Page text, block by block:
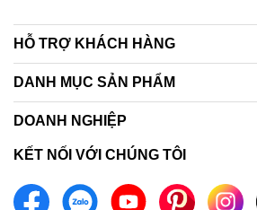
HỖ TRỢ KHÁCH HÀNG
DANH MỤC SẢN PHẨM
DOANH NGHIỆP
KẾT NỐI VỚI CHÚNG TÔI